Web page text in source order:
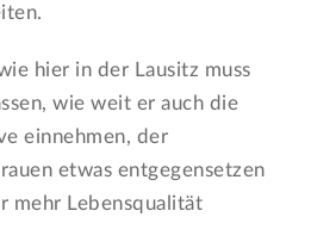
hier in der Lausitz muss
wie weit er auch die
einnehmen, der
etwas entgegensetzen
mehr Lebensqualität